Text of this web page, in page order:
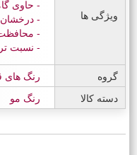
ویژگی ها
حاوی
درخشان
نسبت
گروه
رنگ های
دسته کالا
رنگ مو